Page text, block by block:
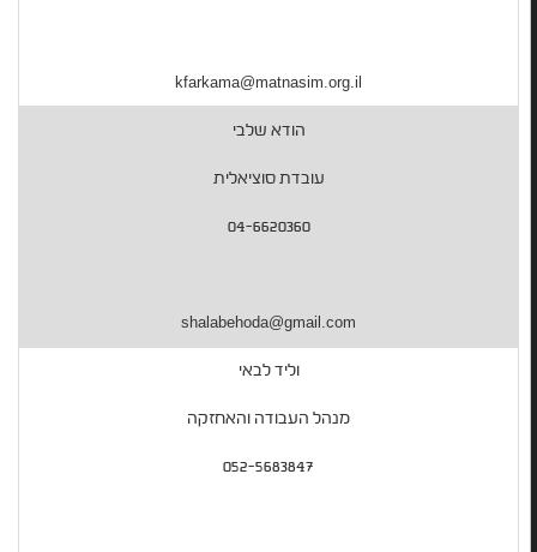
kfarkama@matnasim.org.il
הודא שלבי
עובדת סוציאלית
04-6620360
shalabehoda@gmail.com
וליד לבאי
מנהל העבודה והאחזקה
052-5683847